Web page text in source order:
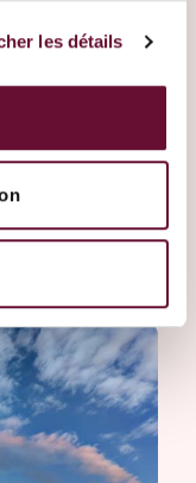
les détails